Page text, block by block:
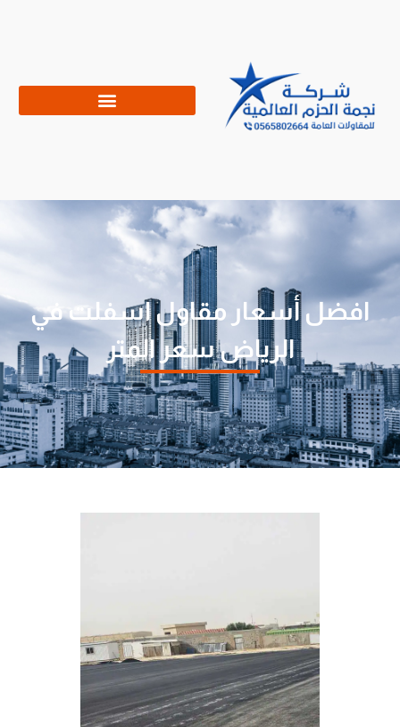
افضل أسعار مقاول اسفلت في
الرياض سعر المتر